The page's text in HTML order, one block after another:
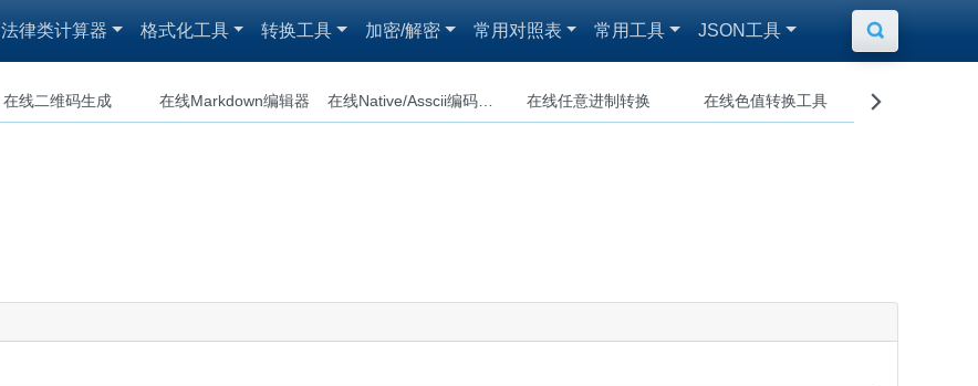
法律类计算器 格式化工具 转换工具 加密/解密 常用对照表 常用工具 JSON工具 
在线二维码生成 在线Markdown编辑器 在线任意进制转换 在线色值转换工具 在线字母大小
